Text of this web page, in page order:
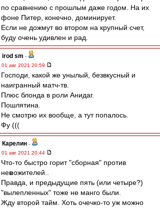
по сравнению с прошлым даже годом. На их
фоне Питер, конечно, доминирует.
Если не дожмут во втором на крупный счет,
буду очень удивлен и рад.
irod sm -
01 авг 2021 20:59
Господи, какой же унылый, безвкусный и
наигранный матч-тв.
Плюс блонда в роли Анидаг.
Пошлятина.
Не смотрю их вообще, а тут попалось.
Фу (((
Карелин -
01 авг 2021 20:44
Что-то быстро горит "сборная" против
невожителей..
Правда, и предыдущие пять (или четыре?)
"вылепленных" тоже не манго были.
Жду второй тайм. Хоть очечко-то уж можно